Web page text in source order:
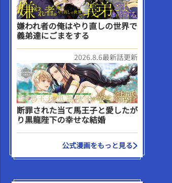
嫌われ者の俺はやり直しの世界で
義弟達にごまをする
2026.8.6最新話更新
断罪された当て馬王子と愛したが
り黒龍陛下の幸せな結婚
公式漫画をもっと見る